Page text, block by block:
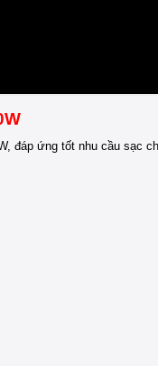
đáp ứng tốt nhu cầu sạc